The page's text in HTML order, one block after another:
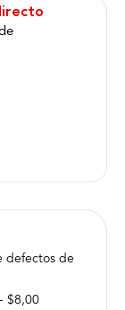
defectos de
$8,00